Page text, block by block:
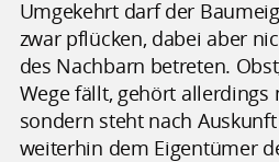
Umgekehrt darf der
zwar pflücken, dabei aber
des Nachbarn betreten.
Wege fällt, gehört allerdings
sondern steht nach Auskunft
weiterhin dem Eigentümer